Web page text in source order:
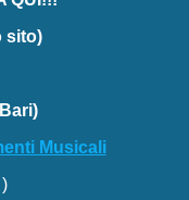
sito)
Musicali